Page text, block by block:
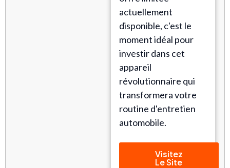
actuellement
disponible, c'est le
moment idéal pour
investir dans cet
appareil
révolutionnaire qui
transformera votre
routine d'entretien
automobile.
Visitez
Le Site